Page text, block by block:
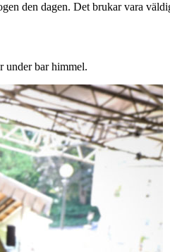
den dagen. Det brukar vara
under bar himmel.